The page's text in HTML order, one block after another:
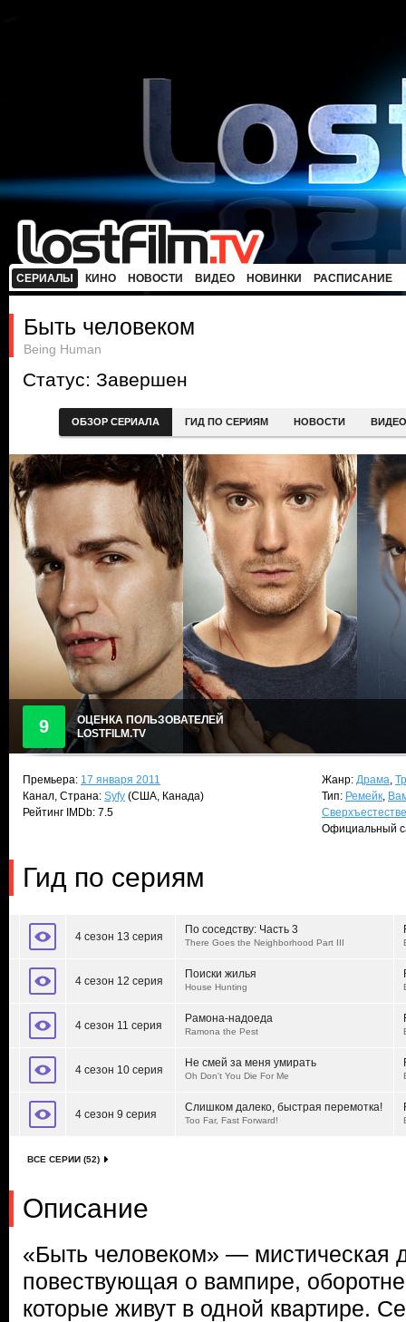
СЕРИАЛЫ КИНО НОВОСТИ ВИДЕО НОВИНКИ РАСПИСАНИЕ
Быть человеком
Being Human
Статус: Завершен
ОБЗОР СЕРИАЛА ГИД ПО СЕРИЯМ НОВОСТИ ВИДЕО
9
ОЦЕНКА ПОЛЬЗОВАТЕЛЕЙ
LOSTFILM.TV
Премьера: 17 января 2011
Канал, Страна: Syfy (США, Канада)
Рейтинг IMDb: 7.5
Жанр: Драма,
Тип: Ремейк,
Официальный
Гид по сериям
4 сезон 13 серия
По соседству: Часть 3
There Goes the Neighborhood Part III
4 сезон 12 серия
Поиски жилья
House Hunting
4 сезон 11 серия
Рамона-надоеда
Ramona the Pest
4 сезон 10 серия
Не смей за меня умирать
Oh Don't You Die For Me
4 сезон 9 серия
Слишком далеко, быстрая перемотка!
Too Far, Fast Forward!
ВСЕ СЕРИИ (52)
Описание
«Быть человеком» — мистическая
повествующая о вампире,
которые живут в одной квартире.